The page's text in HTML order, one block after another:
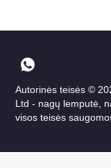
Autorinės teisės ©
Ltd - nagų lemputė,
visos teisės